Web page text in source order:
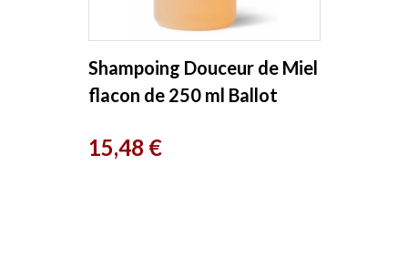
Shampoing Douceur de Miel
flacon de 250 ml Ballot
Prix
15,48 €